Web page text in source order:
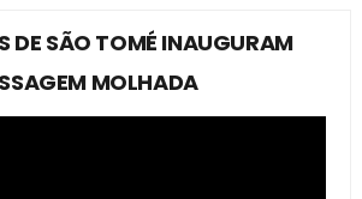
DE SÃO TOMÉ INAUGURAM
MOLHADA